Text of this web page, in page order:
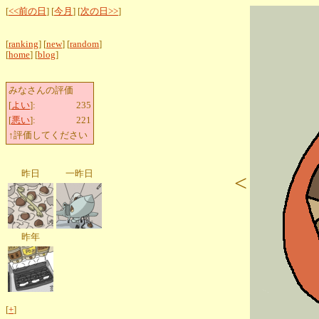
[<<前の日 ] [今月 ] [次の日>>]
[ranking] [new] [random]
[home] [blog]
みなさんの評価
[よい]:
235
[悪い]:
221
↑評価してください
昨日 一昨日
昨年
[+]
<